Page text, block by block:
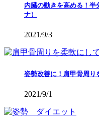
内臓の動きを高める！
ナ）
2021/9/3
姿勢改善に！肩甲骨周り
2021/9/1